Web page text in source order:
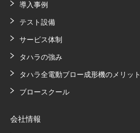
導入事例
テスト設備
サービス体制
タハラの強み
タハラ全電動ブロー成形機のメリット
ブロースクール
会社情報